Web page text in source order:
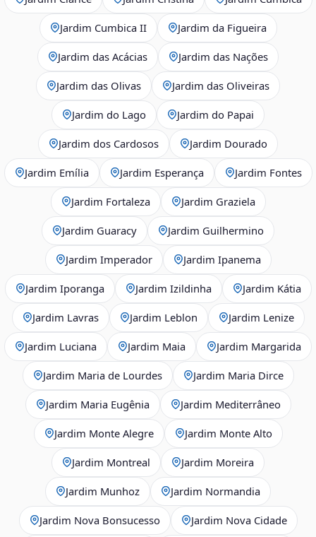
Jardim Cumbica II Jardim da Figueira
Jardim das Acácias Jardim das Nações
Jardim das Olivas Jardim das Oliveiras
Jardim do Lago Jardim do Papai
Jardim dos Cardosos Jardim Dourado
Jardim Emília Jardim Esperança Jardim Fontes
Jardim Fortaleza Jardim Graziela
Jardim Guaracy Jardim Guilhermino
Jardim Imperador Jardim Ipanema
Jardim Iporanga Jardim Izildinha Jardim Kátia
Jardim Lavras Jardim Leblon Jardim Lenize
Jardim Luciana Jardim Maia Jardim Margarida
Jardim Maria de Lourdes Jardim Maria Dirce
Jardim Maria Eugênia Jardim Mediterrâneo
Jardim Monte Alegre Jardim Monte Alto
Jardim Montreal Jardim Moreira
Jardim Munhoz Jardim Normandia
Jardim Nova Bonsucesso Jardim Nova Cidade